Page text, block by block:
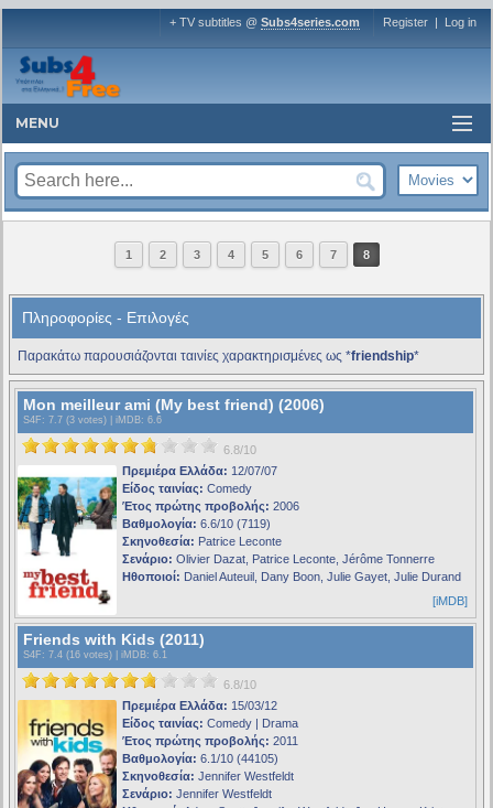
+ TV subtitles @ Subs4series.com Register | Log in
MENU
1 2 3 4 5 6 7 8
Πληροφορίες - Επιλογές
Παρακάτω παρουσιάζονται ταινίες χαρακτηρισμένες ως *friendship*
Mon meilleur ami (My best friend) (2006)
S4F : 7.7 (3 votes) | iMDB: 6.6
6.8/10
Πρεμιέρα Ελλάδα: 12/07/07
Είδος ταινίας: Comedy
Έτος πρώτης προβολής: 2006
Βαθμολογία: 6.6/10 (7119)
Σκηνοθεσία: Patrice Leconte
Σενάριο: Olivier Dazat, Patrice Leconte, Jérôme Tonnerre
Ηθοποιοί: Daniel Auteuil, Dany Boon, Julie Gayet, Julie Durand
[iMDB]
Friends with Kids (2011)
S4F : 7.4 (16 votes) | iMDB: 6.1
6.8/10
Πρεμιέρα Ελλάδα: 15/03/12
Είδος ταινίας: Comedy | Drama
Έτος πρώτης προβολής: 2011
Βαθμολογία: 6.1/10 (44105)
Σκηνοθεσία: Jennifer Westfeldt
Σενάριο: Jennifer Westfeldt